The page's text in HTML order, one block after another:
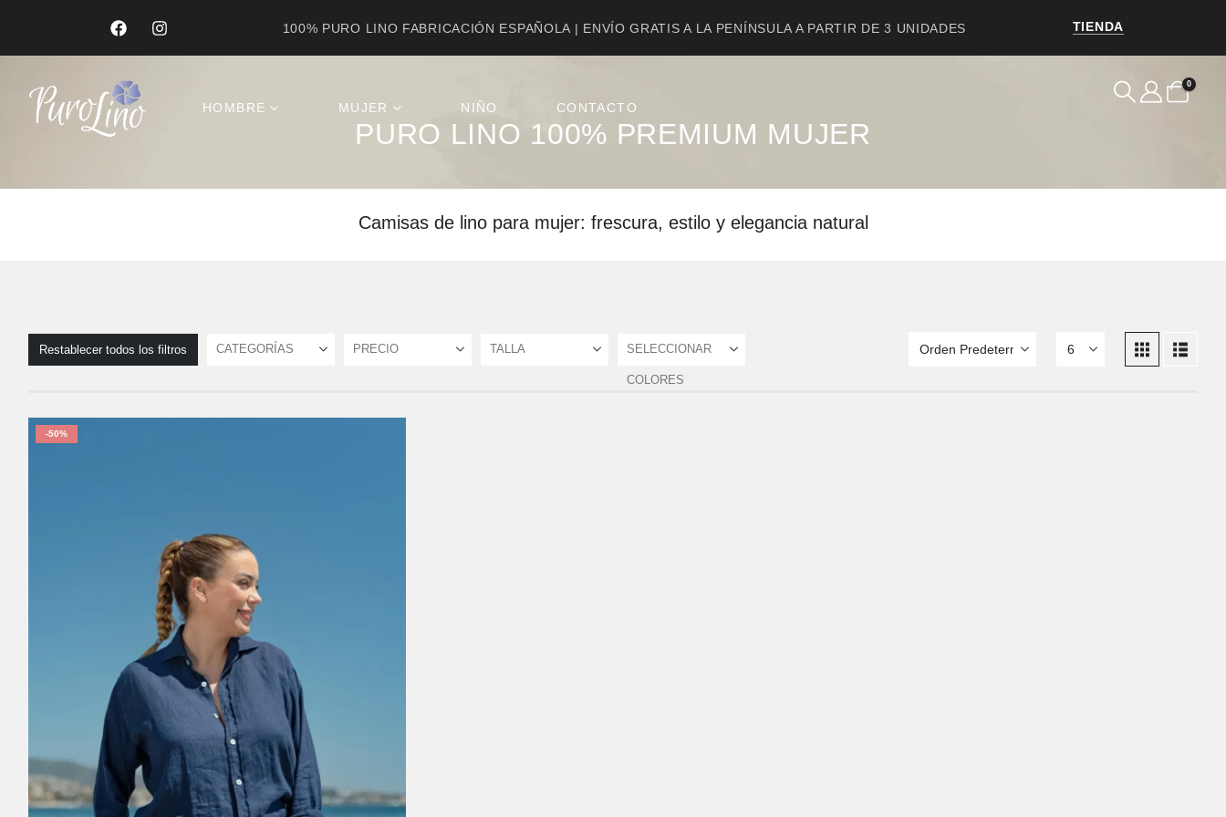
100% PURO LINO FABRICACIÓN ESPAÑOLA | ENVÍO GRATIS A LA PENÍNSULA A PARTIR DE 3 UNIDADES TIENDA
HOMBRE MUJER NIÑO CONTACTO
0
Product Archive
PURO LINO 100% PREMIUM MUJER
Camisas de lino para mujer: frescura, estilo y elegancia natural
Restablecer todos los filtros CATEGORÍAS PRECIO TALLA SELECCIONAR
COLORES
-50%
S M